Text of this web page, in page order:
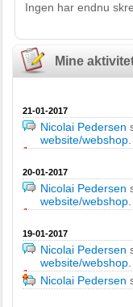
Ingen har endnu
Mine
21-01-2017
Nicolai Pedersen
website/webshop
20-01-2017
Nicolai Pedersen
website/webshop
19-01-2017
Nicolai Pedersen
website/webshop
Nicolai Pedersen